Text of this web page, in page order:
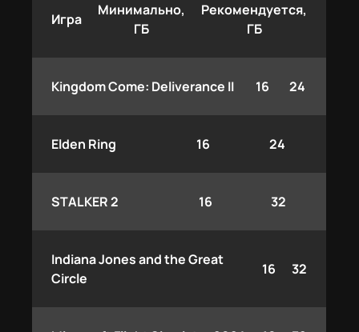
Игра
Минимально,
ГБ
Рекомендуется,
ГБ
Kingdom Come: Deliverance II 16 24
Elden Ring 16 24
STALKER 2 16 32
Indiana Jones and the Great
Circle
16 32